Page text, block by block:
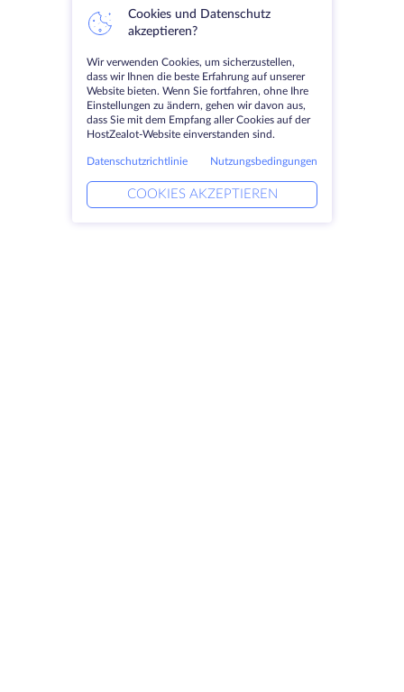
Cookies und Datenschutz
akzeptieren?
Wir verwenden Cookies, um sicherzustellen,
dass wir Ihnen die beste Erfahrung auf unserer
Website bieten. Wenn Sie fortfahren, ohne Ihre
Einstellungen zu ändern, gehen wir davon aus,
dass Sie mit dem Empfang aller Cookies auf der
HostZealot-Website einverstanden sind.
Datenschutzrichtlinie Nutzungsbedingungen
COOKIES AKZEPTIEREN